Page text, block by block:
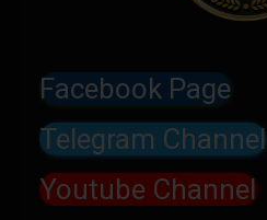
Facebook Page
Telegram Channel
Youtube Channel